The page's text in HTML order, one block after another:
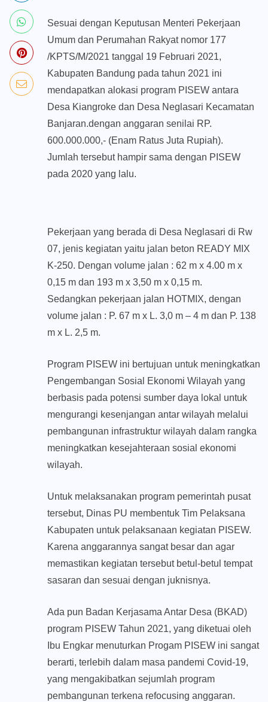
Sesuai dengan Keputusan Menteri Pekerjaan
Umum dan Perumahan Rakyat nomor 177
/KPTS/M/2021 tanggal 19 Februari 2021,
Kabupaten Bandung pada tahun 2021 ini
mendapatkan alokasi program PISEW antara
Desa Kiangroke dan Desa Neglasari Kecamatan
Banjaran.dengan anggaran senilai RP.
600.000.000,- (Enam Ratus Juta Rupiah).
Jumlah tersebut hampir sama dengan PISEW
pada 2020 yang lalu.
Pekerjaan yang berada di Desa Neglasari di Rw
07, jenis kegiatan yaitu jalan beton READY MIX
K-250. Dengan volume jalan : 62 m x 4.00 m x
0,15 m dan 193 m x 3,50 m x 0,15 m.
Sedangkan pekerjaan jalan HOTMIX, dengan
volume jalan : P. 67 m x L. 3,0 m – 4 m dan P. 138
m x L. 2,5 m.
Program PISEW ini bertujuan untuk meningkatkan
Pengembangan Sosial Ekonomi Wilayah yang
berbasis pada potensi sumber daya lokal untuk
mengurangi kesenjangan antar wilayah melalui
pembangunan infrastruktur wilayah dalam rangka
meningkatkan kesejahteraan sosial ekonomi
wilayah.
Untuk melaksanakan program pemerintah pusat
tersebut, Dinas PU membentuk Tim Pelaksana
Kabupaten untuk pelaksanaan kegiatan PISEW.
Karena anggarannya sangat besar dan agar
memastikan kegiatan tersebut betul-betul tempat
sasaran dan sesuai dengan juknisnya.
Ada pun Badan Kerjasama Antar Desa (BKAD)
program PISEW Tahun 2021, yang diketuai oleh
Ibu Engkar menuturkan Progam PISEW ini sangat
berarti, terlebih dalam masa pandemi Covid-19,
yang mengakibatkan sejumlah program
pembangunan terkena refocusing anggaran.